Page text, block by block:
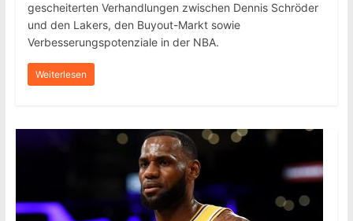
gescheiterten Verhandlungen zwischen Dennis Schröder
und den Lakers, den Buyout-Markt sowie
Verbesserungspotenziale in der NBA.
Weiterlesen